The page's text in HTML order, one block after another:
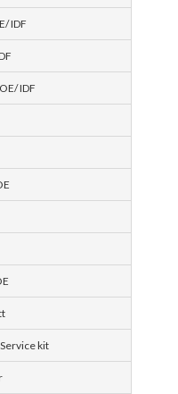
IDF
IDF
kit